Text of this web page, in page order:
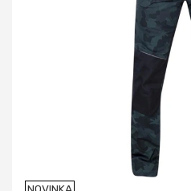
NOVINKA